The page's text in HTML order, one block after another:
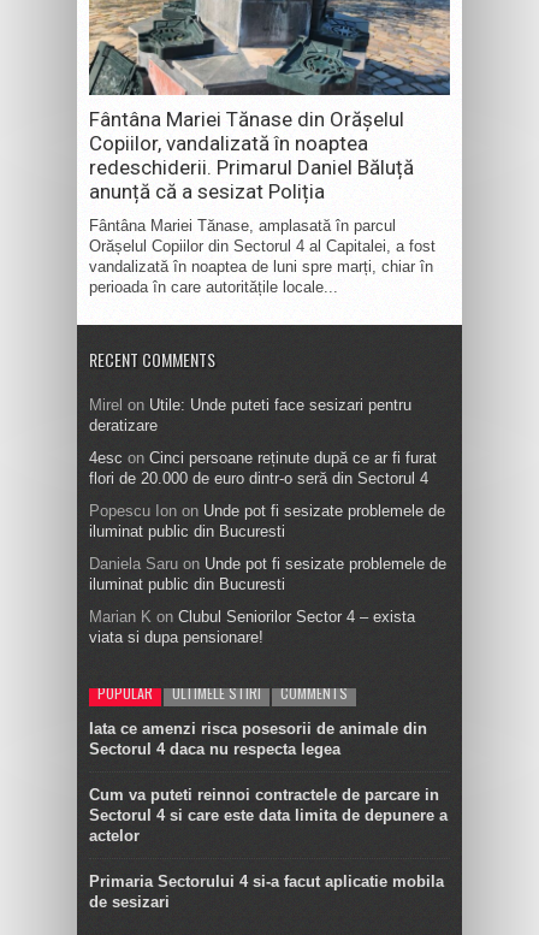
Fântâna Mariei Tănase din Orășelul
Copiilor, vandalizată în noaptea
redeschiderii. Primarul Daniel Băluță
anunță că a sesizat Poliția
Fântâna Mariei Tănase, amplasată în parcul
Orășelul Copiilor din Sectorul 4 al Capitalei, a fost
vandalizată în noaptea de luni spre marți, chiar în
perioada în care autoritățile locale...
RECENT COMMENTS
Mirel on Utile: Unde puteti face sesizari pentru
deratizare
4esc on Cinci persoane reținute după ce ar fi furat
flori de 20.000 de euro dintr-o seră din Sectorul 4
Popescu Ion on Unde pot fi sesizate problemele de
iluminat public din Bucuresti
Daniela Saru on Unde pot fi sesizate problemele de
iluminat public din Bucuresti
Marian K on Clubul Seniorilor Sector 4 – exista
viata si dupa pensionare!
POPULAR ULTIMELE STIRI COMMENTS
Iata ce amenzi risca posesorii de animale din
Sectorul 4 daca nu respecta legea
Cum va puteti reinnoi contractele de parcare in
Sectorul 4 si care este data limita de depunere a
actelor
Primaria Sectorului 4 si-a facut aplicatie mobila
de sesizari